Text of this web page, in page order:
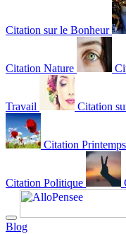
Citation sur le Bonheur
Citation Nature
Travail Citation
Citation Printemps
Citation Politique
Blog